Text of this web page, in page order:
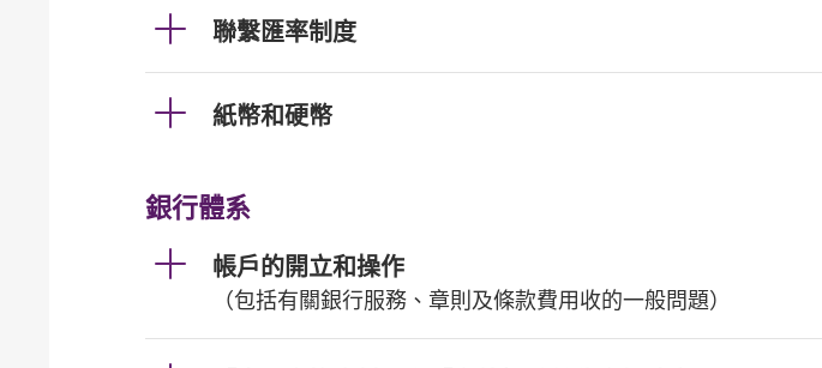
聯繫匯率制度
紙幣和硬幣
銀行體系
帳戶的開立和操作
（包括有關銀行服務、章則及條款費用收的一般問題）